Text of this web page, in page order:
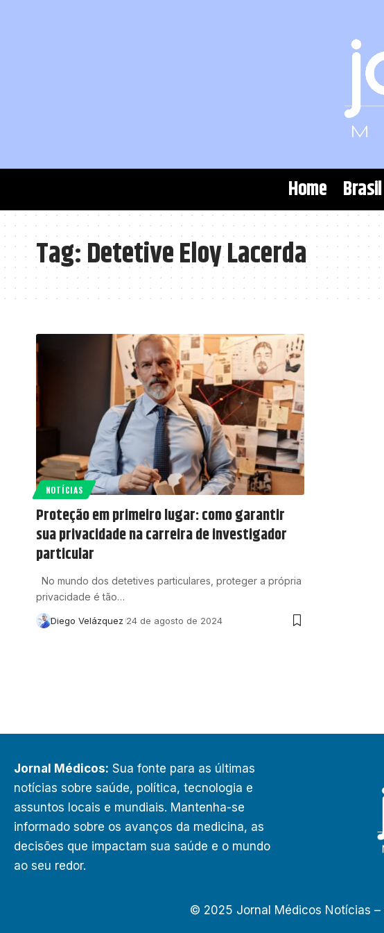
Home Brasil
Tag:Detetive Eloy Lacerda
NOTÍCIAS
Proteção em primeiro lugar: como garantir
sua privacidade na carreira de investigador
particular
No mundo dos detetives particulares, proteger a própria
privacidade é tão…
Diego Velázquez 24 de agosto de 2024
Jornal Médicos: Sua fonte para as últimas
notícias sobre saúde, política, tecnologia e
assuntos locais e mundiais. Mantenha-se
informado sobre os avanços da medicina, as
decisões que impactam sua saúde e o mundo
ao seu redor.
© 2025 Jornal Médicos Notícias –